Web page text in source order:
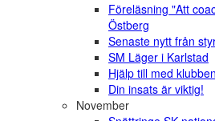
Föreläsning "Att
Östberg
Senaste nytt från
SM Läger i Karlstad
Hjälp till med
Din insats är viktig!
November